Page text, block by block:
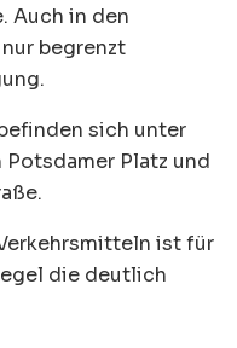
Auch in den
begrenzt
sich unter
Platz und
ist für
die deutlich